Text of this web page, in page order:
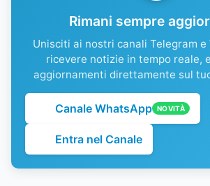
Rimani sempre
Unisciti ai nostri canali Telegram e
ricevere notizie in tempo reale,
aggiornamenti direttamente sul
Canale WhatsApp NOVITÀ
Entra nel Canale